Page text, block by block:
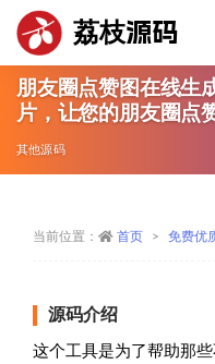
荔枝源码
朋友圈点赞图在线生
片，让您的朋友圈点
其他源码
当前位置： 首页 免费优
源码介绍
这个工具是为了帮助那